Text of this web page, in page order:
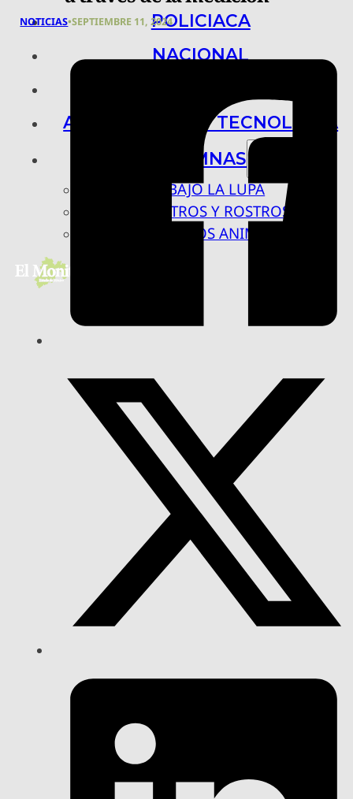
POLICIACA
NACIONAL
ARTE, CIENCIA Y TECNOLOGÍA
COLUMNAS
BAJO LA LUPA
RASTROS Y ROSTROS
VÍNCULOS ANIMALES
NOTICIAS•SEPTIEMBRE 11, 2024